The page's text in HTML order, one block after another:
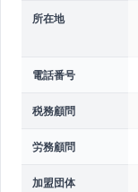
所在地
電話番号
税務顧問
労務顧問
加盟団体